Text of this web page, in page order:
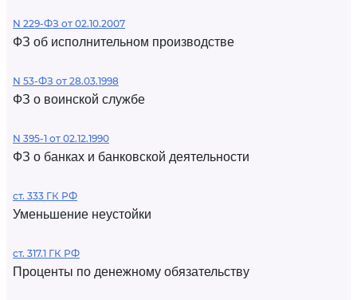
N 229-ФЗ от 02.10.2007
ФЗ об исполнительном производстве
N 53-ФЗ от 28.03.1998
ФЗ о воинской службе
N 395-1 от 02.12.1990
ФЗ о банках и банковской деятельности
ст. 333 ГК РФ
Уменьшение неустойки
ст. 317.1 ГК РФ
Проценты по денежному обязательству